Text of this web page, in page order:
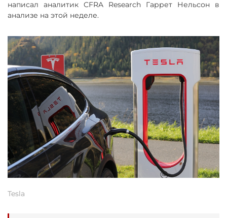
написал аналитик CFRA Research Гаррет Нельсон в
анализе на этой неделе.
Tesla